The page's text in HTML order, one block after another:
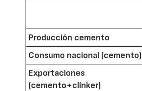
Producción cemento
Consumo nacional (cemento)
Exportaciones
(cemento+clínker)